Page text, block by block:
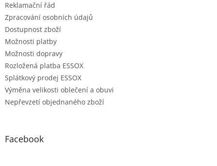
Reklamační řád
Zpracování osobních údajů
Dostupnost zboží
Možnosti platby
Možnosti dopravy
Rozložená platba ESSOX
Splátkový prodej ESSOX
Výměna velikosti oblečení a obuvi
Nepřevzetí objednaného zboží
Facebook